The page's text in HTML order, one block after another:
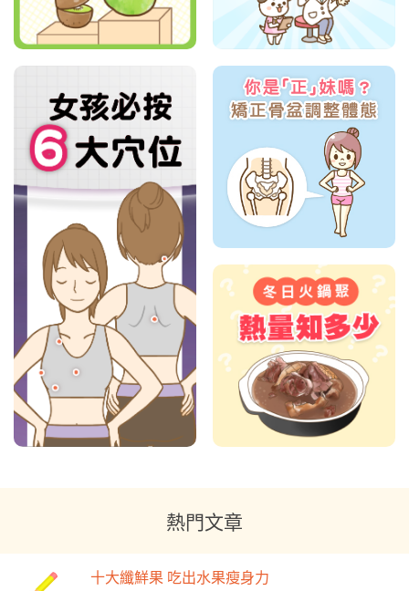
熱門文章
十大纖鮮果 吃出水果瘦身力